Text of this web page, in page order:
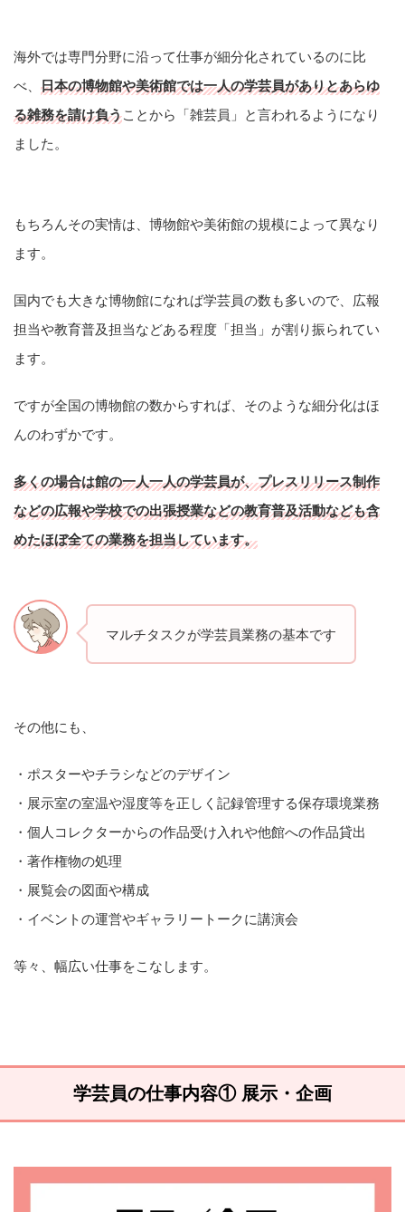
海外では専門分野に沿って仕事が細分化されているのに比
べ、 日本の博物館や美術館では一人の学芸員がありとあらゆ
る雑務を請け負うことから「雑芸員」と言われるようになり
ました。
もちろんその実情は、博物館や美術館の規模によって異なり
ます。
国内でも大きな博物館になれば学芸員の数も多いので、広報
担当や教育普及担当などある程度「担当」が割り振られてい
ます。
ですが全国の博物館の数からすれば、そのような細分化はほ
んのわずかです。
多くの場合は館の一人一人の学芸員が、プレスリリース制作
などの広報や学校での出張授業などの教育普及活動なども含
めたほぼ全ての業務を担当しています。
マルチタスクが学芸員業務の基本です
その他にも、
・ポスターやチラシなどのデザイン
・展示室の室温や湿度等を正しく記録管理する保存環境業務
・個人コレクターからの作品受け入れや他館への作品貸出
・著作権物の処理
・展覧会の図面や構成
・イベントの運営やギャラリートークに講演会
等々、幅広い仕事をこなします。
学芸員の仕事内容① 展示・企画